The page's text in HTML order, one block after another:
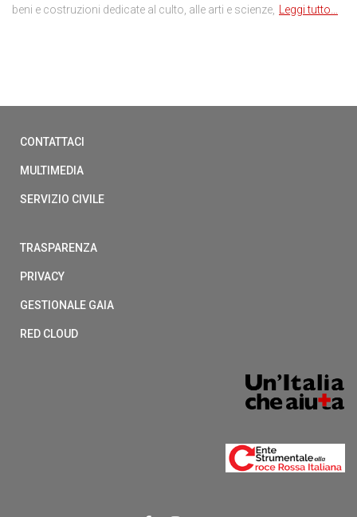
beni e costruzioni dedicate al culto, alle arti e scienze, Leggi tutto…
CONTATTACI
MULTIMEDIA
SERVIZIO CIVILE
TRASPARENZA
PRIVACY
GESTIONALE GAIA
RED CLOUD